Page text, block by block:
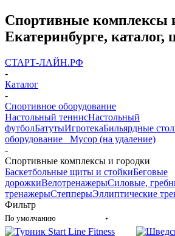
Спортивные комплексы
Екатеринбурге, каталог,
СТАРТ-ЛАЙН.РФ
-
Каталог
-
Спортивное оборудование
Настольный теннисНастольный
футболБатутыИгротекаБильярдные
оборудование _ Мусор (на удаление)
-
Спортивные комплексы и городки
Баскетбольные щиты и стойкиБеговые
дорожкиВелотренажерыСиловые,
тренажерыСтепперыЭллиптические
Фильтр
По умолчанию